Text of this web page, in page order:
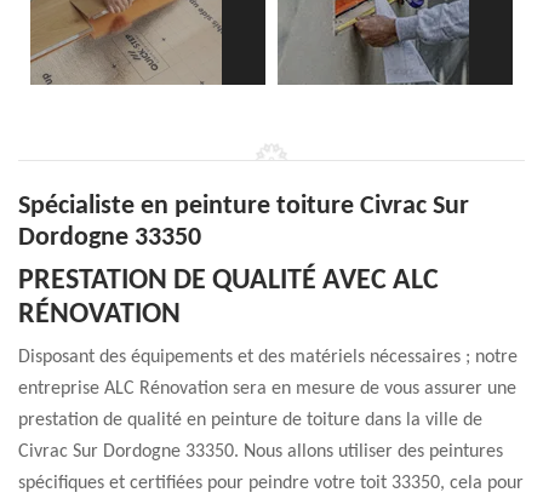
Spécialiste en peinture toiture Civrac Sur
Dordogne 33350
PRESTATION DE QUALITÉ AVEC ALC
RÉNOVATION
Disposant des équipements et des matériels nécessaires ; notre
entreprise ALC Rénovation sera en mesure de vous assurer une
prestation de qualité en peinture de toiture dans la ville de
Civrac Sur Dordogne 33350. Nous allons utiliser des peintures
spécifiques et certifiées pour peindre votre toit 33350, cela pour